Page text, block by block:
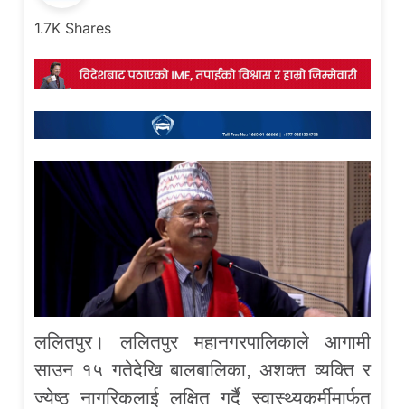
1.7K Shares
ललितपुर। ललितपुर महानगरपालिकाले आगामी
साउन १५ गतेदेखि बालबालिका, अशक्त व्यक्ति र
ज्येष्ठ नागरिकलाई लक्षित गर्दै स्वास्थ्यकर्मीमार्फत